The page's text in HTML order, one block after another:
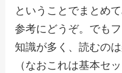
ということでまとめ
参考にどうぞ。でも
知識が多く、読むの
（なおこれは基本セ